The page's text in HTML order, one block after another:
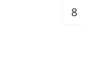
8